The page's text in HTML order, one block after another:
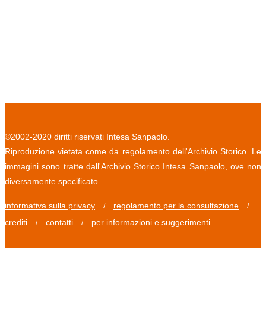
©2002-2020 diritti riservati Intesa Sanpaolo.
Riproduzione vietata come da regolamento dell'Archivio Storico. Le
immagini sono tratte dall'Archivio Storico Intesa Sanpaolo, ove non
diversamente specificato
informativa sulla privacy / regolamento per la consultazione /
crediti / contatti / per informazioni e suggerimenti